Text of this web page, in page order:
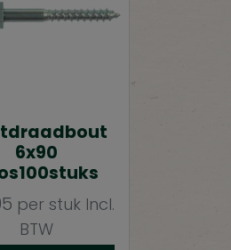
6x90
per stuk Incl.
BTW